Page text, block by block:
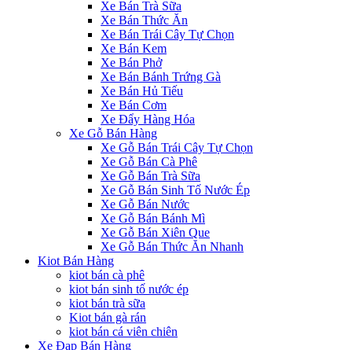
Xe Bán Trà Sữa
Xe Bán Thức Ăn
Xe Bán Trái Cây Tự Chọn
Xe Bán Kem
Xe Bán Phở
Xe Bán Bánh Trứng Gà
Xe Bán Hủ Tiếu
Xe Bán Cơm
Xe Đẩy Hàng Hóa
Xe Gỗ Bán Hàng
Xe Gỗ Bán Trái Cây Tự Chọn
Xe Gỗ Bán Cà Phê
Xe Gỗ Bán Trà Sữa
Xe Gỗ Bán Sinh Tố Nước Ép
Xe Gỗ Bán Nước
Xe Gỗ Bán Bánh Mì
Xe Gỗ Bán Xiên Que
Xe Gỗ Bán Thức Ăn Nhanh
Kiot Bán Hàng
kiot bán cà phê
kiot bán sinh tố nước ép
kiot bán trà sữa
Kiot bán gà rán
kiot bán cá viên chiên
Xe Đạp Bán Hàng